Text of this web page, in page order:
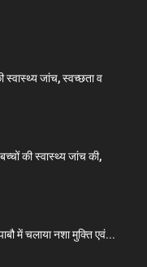
स्वास्थ्य जांच, स्वच्छता व
की स्वास्थ्य जांच की,
में चलाया नशा मुक्ति एवं...